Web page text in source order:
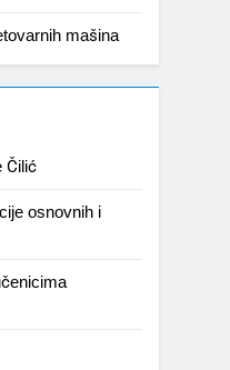
mašina
Čilić
osnovnih i